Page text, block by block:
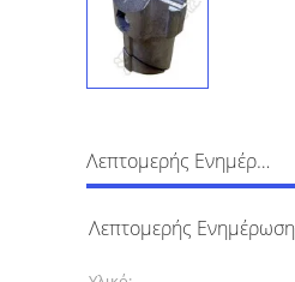
Λεπτομερής Ενημέρωση
Λεπτομερής Ενημέρωση